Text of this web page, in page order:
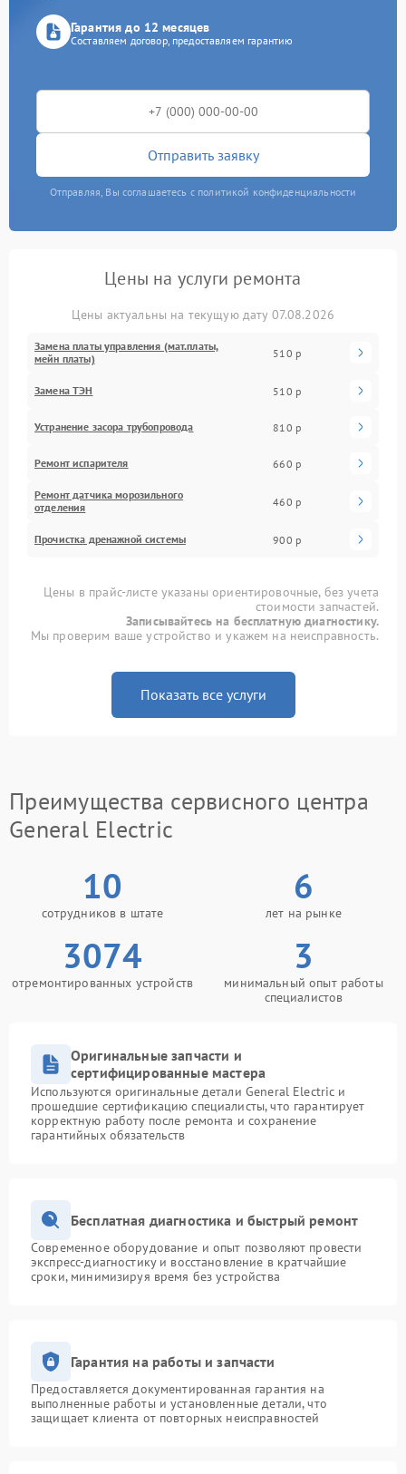
Гарантия до 12 месяцев
Составляем договор, предоставляем гарантию
Отправить заявку
Отправляя, Вы соглашаетесь с политикой конфиденциальности
Цены на услуги ремонта
Цены актуальны на текущую дату 07.08.2026
Замена платы управления (мат.платы,
мейн платы)
510 р
Замена ТЭН 510 р
Устранение засора трубопровода 810 р
Ремонт испарителя 660 р
Ремонт датчика морозильного
отделения
460 р
Прочистка дренажной системы 900 р
Цены в прайс-листе указаны ориентировочные, без учета
стоимости запчастей.
Записывайтесь на бесплатную диагностику.
Мы проверим ваше устройство и укажем на неисправность.
Показать все услуги
Преимущества сервисного центра
General Electric
10
сотрудников в штате
6
лет на рынке
3074
отремонтированных устройств
3
минимальный опыт работы
специалистов
Оригинальные запчасти и
сертифицированные мастера
Используются оригинальные детали General Electric и
прошедшие сертификацию специалисты, что гарантирует
корректную работу после ремонта и сохранение
гарантийных обязательств
Бесплатная диагностика и быстрый ремонт
Современное оборудование и опыт позволяют провести
экспресс-диагностику и восстановление в кратчайшие
сроки, минимизируя время без устройства
Гарантия на работы и запчасти
Предоставляется документированная гарантия на
выполненные работы и установленные детали, что
защищает клиента от повторных неисправностей